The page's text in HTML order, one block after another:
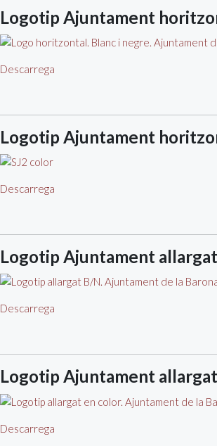
Logotip Ajuntament
Descarrega
Logotip Ajuntament
Descarrega
Logotip Ajuntament
Descarrega
Logotip Ajuntament
Descarrega